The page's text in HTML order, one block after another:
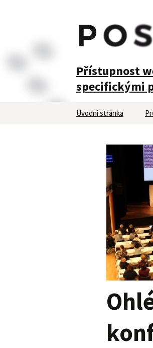
Přístupnost
specifickými
Přejít
Úvodní stránka